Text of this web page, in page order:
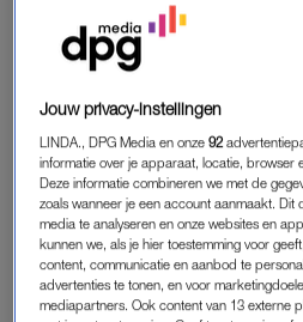
vorig jaar samen fors meer
De zorguitgaven over 2020
totaal, 8,9 miljard euro meer dan
Omgerekend is dat gemiddeld
euro meer dan in 2019.
EXTRA ZORGUITGAVEN
De cijfers schieten vooral omhoog
leidde niet alleen de zorg aan
Jouw privacy-instellingen
LINDA., DPG Media en onze92
informatie over je apparaat, locatie, browser
Deze informatie combineren we met de
zoals wanneer je een account aanmaakt. Dit
media te analyseren en onze websites en
kunnen we, als je hier toestemming voor
content, communicatie en aanbod te
advertenties te tonen, en voor
mediapartners. Ook content van 13 externe